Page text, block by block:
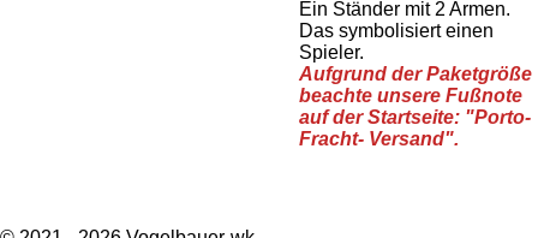
Ein Ständer mit 2 Armen.
Das symbolisiert einen
Spieler.
Aufgrund der Paketgröße
beachte unsere Fußnote
auf der Startseite: "Porto-
Fracht- Versand".